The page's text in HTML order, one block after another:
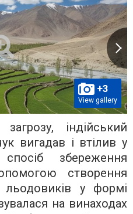
+3
View gallery
індійський
вигадав і втілив у
збереження
створення
льодовиків у формі
на винаходах